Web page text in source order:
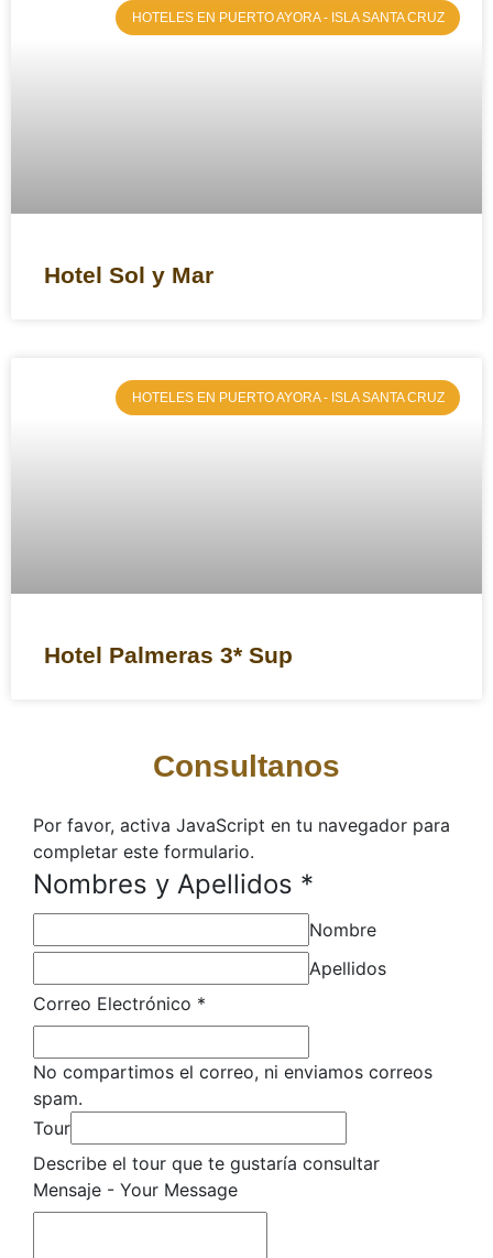
HOTELES EN PUERTO AYORA - ISLA SANTA CRUZ
Hotel Sol y Mar
HOTELES EN PUERTO AYORA - ISLA SANTA CRUZ
Hotel Palmeras 3* Sup
Consultanos
Por favor, activa JavaScript en tu navegador para
completar este formulario.
Nombres y Apellidos *
Nombre
Apellidos
Correo Electrónico *
No compartimos el correo, ni enviamos correos
spam.
Tour
Describe el tour que te gustaría consultar
Correo
Message
Mensaje - Your Message